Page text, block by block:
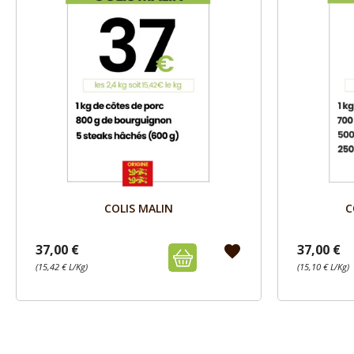
 Aperçu
COLIS ECONOMIQUE
37,00 €
(15,10 € L/Kg)
favorite 37,00 €
(15,10 € L/Kg)